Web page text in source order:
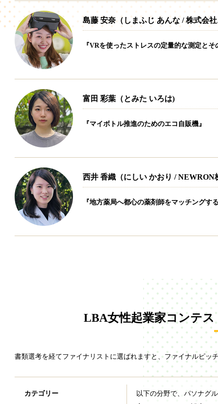
島藤 安奈（しまふじ あんな / 株式会
『VRを使ったストレスの定量的な測定と
富田 彩葉（とみた いろは)
『マイボトル推進のためのエコ自販機』
西井 香織（にしい かおり / NEWRON
『地方薬局へ都心の薬剤師をマッチングす
LBA女性起業家コンテス
書類選考を経てファイナリストに選ばれますと、ファイナルピッ
カテゴリー
以下の分野で、パソナグ